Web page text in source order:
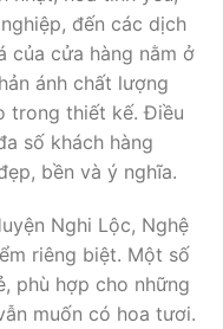
đến các dịch
của cửa hàng nằm ở
ánh chất lượng
trong thiết kế. Điều
số khách hàng
bền và ý nghĩa.
Nghi Lộc, Nghệ
riêng biệt. Một số
phù hợp cho những
muốn có hoa tươi.